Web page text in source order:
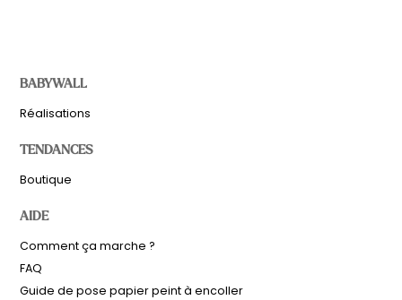
BABYWALL
Réalisations
TENDANCES
Boutique
AIDE
Comment ça marche ?
FAQ
Guide de pose papier peint à encoller